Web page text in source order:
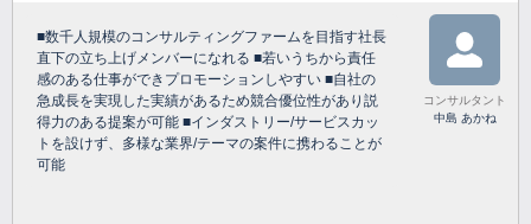
■数千人規模のコンサルティングファームを目指す社長
直下の立ち上げメンバーになれる ■若いうちから責任
感のある仕事ができプロモーションしやすい ■自社の
急成長を実現した実績があるため競合優位性があり説
得力のある提案が可能 ■インダストリー/サービスカッ
トを設けず、多様な業界/テーマの案件に携わることが
可能
コンサルタント
中島 あかね